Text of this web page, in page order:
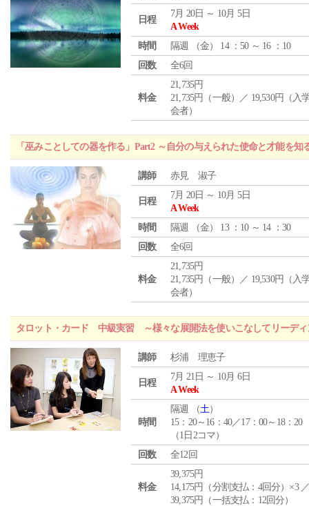
日程
7月 20日 ～ 10月 5日
A Week
時間
隔週 （金） 14 ：50 ～ 16 ：10
回数
全6回
料金
21,735円
21,735円（一般）／ 19,530円（入
会者）
「巫みことしての器を作る」Part2 ～自分の与えられた使命と才能を知
講師 赤見 淑子
日程
7月 20日 ～ 10月 5日
A Week
時間
隔週 （金） 13 ：10 ～ 14 ：30
回数
全6回
料金
21,735円
21,735円（一般）／ 19,530円（入
会者）
タロット・カード 中級実習 ～様々な展開法を使いこなしてリーディ
講師 杉浦 理恵子
日程
7月 21日 ～ 10月 6日
A Week
時間
隔週 （土）
15：20～16：40／17：00～18：20
（1日2コマ）
回数
全12回
料金
39,375円
14,175円（分割支払：4回分）×3
39,375円（一括支払：12回分）